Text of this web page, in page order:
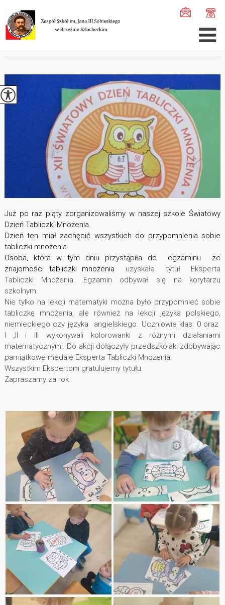
Światowy Dzień Tabli ...
ŚWIATOWY DZIEŃ TABLICZKI MNOŻENIA
Już po raz piąty zorganizowaliśmy w naszej szkole Światowy
Dzień Tabliczki Mnożenia.
Dzień ten miał zachęcić wszystkich do przypomnienia sobie
tabliczki mnożenia.
Osoba, która w tym dniu przystąpiła do egzaminu ze
znajomości tabliczki mnożenia
uzyskała tytuł Eksperta
Tabliczki Mnożenia.
Egzamin odbywał się na korytarzu
szkolnym.
Nie tylko na lekcji matematyki można było przypomnieć sobie
tabliczkę mnożenia, ale również na lekcji języka polskiego,
niemieckiego czy języka angielskiego. Uczniowie klas: 0 oraz
I ,II i III wykonywali kolorowanki z różnymi działaniami
matematycznymi. Do akcji dołączyły przedszkolaki zdobywając
pamiątkowe medale Eksperta Tabliczki Mnożenia.
Wszystkim Ekspertom gratulujemy tytułu.
Zapraszamy za rok.